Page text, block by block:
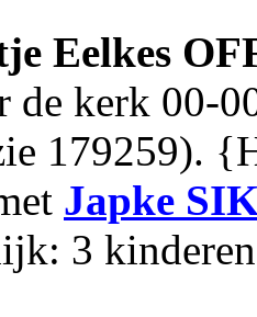
Eelkes
de kerk 00-
179259).
Japke
3